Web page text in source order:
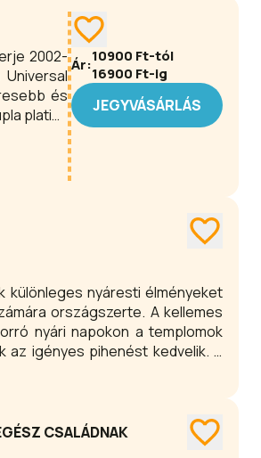
2002-
és
platina
Ár:10900 Ft-tól
16900 Ft-ig
JEGYVÁSÁRLÁS
országszerte. A kellemes
nyári napokon a templomok
az igényes pihenést kedvelik. A
CSALÁDNAK